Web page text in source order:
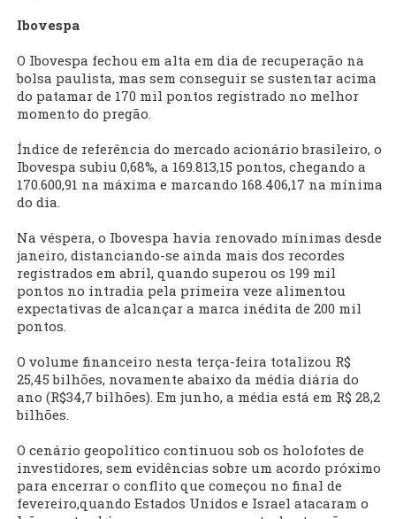
Ibovespa
O Ibovespa fechou em alta em dia de recuperação na
bolsa paulista, mas sem conseguir se sustentar acima
do patamar de 170 mil pontos registrado no melhor
momento do pregão.
Índice de referência do mercado acionário brasileiro, o
Ibovespa subiu 0,68%, a 169.813,15 pontos, chegando a
170.600,91 na máxima e marcando 168.406,17 na mínima
do dia.
Na véspera, o Ibovespa havia renovado mínimas desde
janeiro, distanciando-se ainda mais dos recordes
registrados em abril, quando superou os 199 mil
pontos no intradia pela primeira veze alimentou
expectativas de alcançar a marca inédita de 200 mil
pontos.
O volume financeiro nesta terça-feira totalizou R$
25,45 bilhões, novamente abaixo da média diária do
ano (R$34,7 bilhões). Em junho, a média está em R$ 28,2
bilhões.
O cenário geopolítico continuou sob os holofotes de
investidores, sem evidências sobre um acordo próximo
para encerrar o conflito que começou no final de
fevereiro,quando Estados Unidos e Israel atacaram o